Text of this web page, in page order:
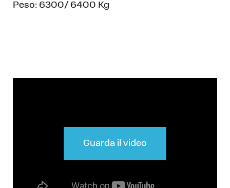
Peso: 6300/ 6400 Kg
Guarda il video